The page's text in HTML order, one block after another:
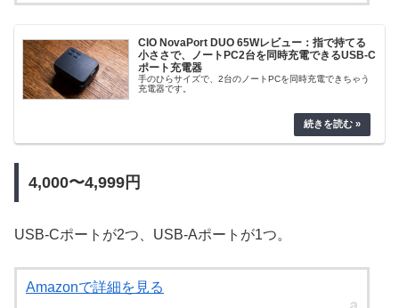
CIO NovaPort DUO 65Wレビュー：指で持てる
小ささで、ノートPC2台を同時充電できるUSB-C
ポート充電器
手のひらサイズで、2台のノートPCを同時充電できちゃう
充電器です。
4,000〜4,999円
USB-Cポートが2つ、USB-Aポートが1つ。
Amazonで詳細を見る